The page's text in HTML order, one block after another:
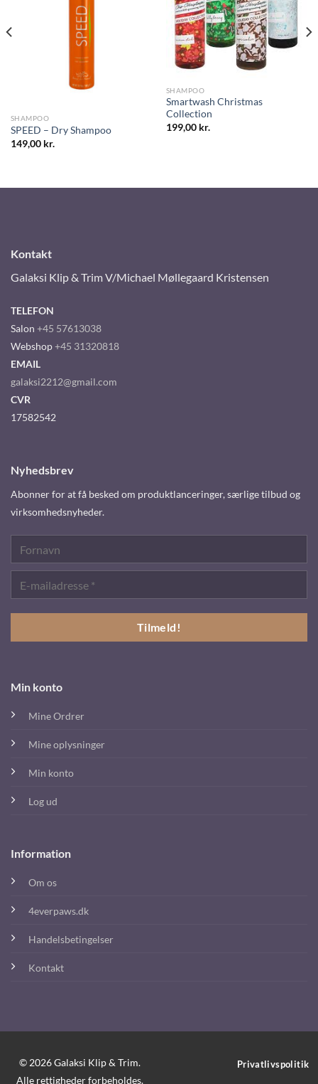
SHAMPOO
SPEED – Dry Shampoo
149,00 kr.
SHAMPOO
Smartwash Christmas
Collection
199,00 kr.
Kontakt
Galaksi Klip & Trim V/Michael Møllegaard Kristensen
TELEFON
Salon +45 57613038
Webshop+45 31320818
EMAIL
galaksi2212@gmail.com
CVR
17582542
Min konto
Mine Ordrer
Mine oplysninger
Min konto
Log ud
Information
Om os
4everpaws.dk
Handelsbetingelser
Kontakt
Nyhedsbrev
Abonner for at få besked om produktlanceringer, særlige tilbud og
virksomhedsnyheder.
© 2026 Galaksi Klip & Trim.
Alle rettigheder forbeholdes.
Privatlivspolitik